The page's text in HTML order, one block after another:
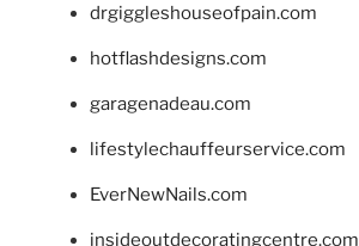
drgiggleshouseofpain.com
hotflashdesigns.com
garagenadeau.com
lifestylechauffeurservice.com
EverNewNails.com
insideoutdecoratingcentre.com